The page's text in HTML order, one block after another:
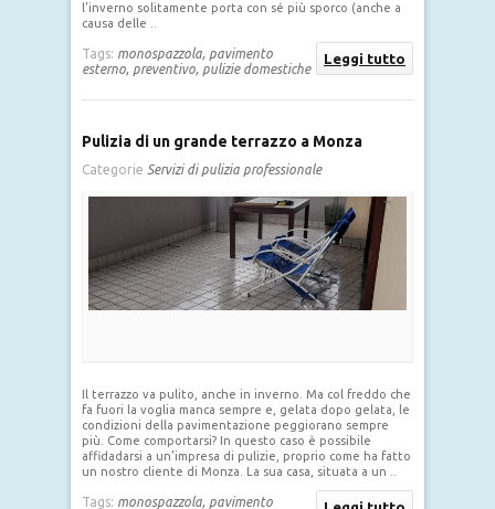
l’inverno solitamente porta con sé più sporco (anche a
causa delle ..
Leggi tutto
Tags: monospazzola, pavimento
esterno, preventivo, pulizie domestiche
Pulizia di un grande terrazzo a Monza
Categorie Servizi di pulizia professionale
Il terrazzo va pulito, anche in inverno. Ma col freddo che
fa fuori la voglia manca sempre e, gelata dopo gelata, le
condizioni della pavimentazione peggiorano sempre
più. Come comportarsi? In questo caso è possibile
affidadarsi a un’impresa di pulizie, proprio come ha fatto
un nostro cliente di Monza. La sua casa, situata a un ..
Tags: monospazzola, pavimento